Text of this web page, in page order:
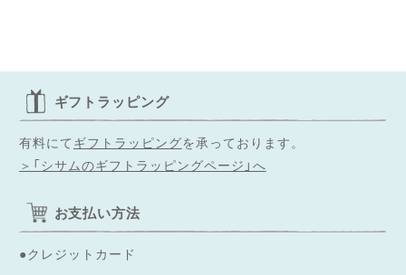
ギフトラッピング
有料にて ギフトラッピングを承っております。
＞「シサムのギフトラッピングページ」へ
お支払い方法
●クレジットカード